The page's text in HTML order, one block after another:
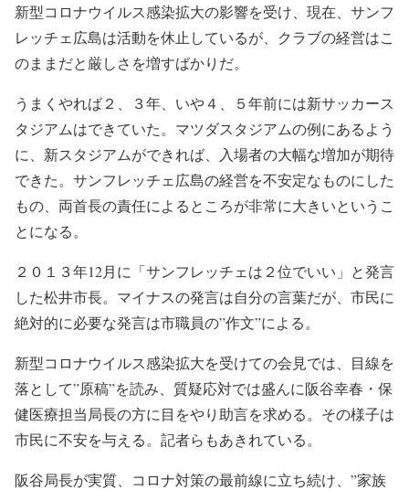
新型コロナウイルス感染拡大の影響を受け、現在、サンフ
レッチェ広島は活動を休止しているが、クラブの経営はこ
のままだと厳しさを増すばかりだ。
うまくやれば２、３年、いや４、５年前には新サッカース
タジアムはできていた。マツダスタジアムの例にあるよう
に、新スタジアムができれば、入場者の大幅な増加が期待
できた。サンフレッチェ広島の経営を不安定なものにした
もの、両首長の責任によるところが非常に大きいというこ
とになる。
２０１３年12月に「サンフレッチェは２位でいい」と発言
した松井市長。マイナスの発言は自分の言葉だが、市民に
絶対的に必要な発言は市職員の”作文”による。
新型コロナウイルス感染拡大を受けての会見では、目線を
落として”原稿”を読み、質疑応対では盛んに阪谷幸春・保
健医療担当局長の方に目をやり助言を求める。その様子は
市民に不安を与える。記者らもあきれている。
阪谷局長が実質、コロナ対策の最前線に立ち続け、”家族